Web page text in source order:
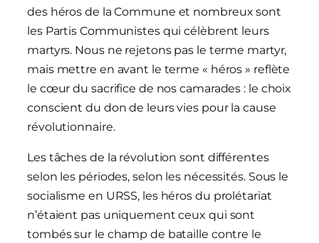
des héros de la Commune et nombreux sont
les Partis Communistes qui célèbrent leurs
martyrs. Nous ne rejetons pas le terme martyr,
mais mettre en avant le terme « héros » reflète
le cœur du sacrifice de nos camarades : le choix
conscient du don de leurs vies pour la cause
révolutionnaire.
Les tâches de la révolution sont différentes
selon les périodes, selon les nécessités. Sous le
socialisme en URSS, les héros du prolétariat
n’étaient pas uniquement ceux qui sont
tombés sur le champ de bataille contre le